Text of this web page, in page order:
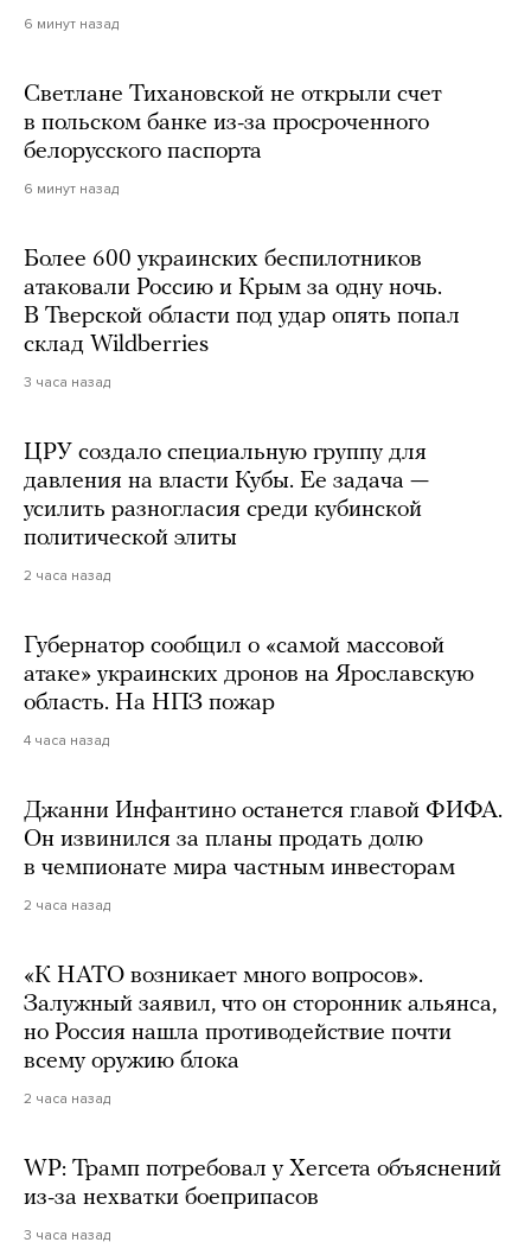
6 минут назад
Светлане Тихановской не открыли счет
в польском банке из-за просроченного
белорусского паспорта
6 минут назад
Более 600 украинских беспилотников
атаковали Россию и Крым за одну ночь.
В Тверской области под удар опять попал
склад Wildberries
3 часа назад
ЦРУ создало специальную группу для
давления на власти Кубы. Ее задача —
усилить разногласия среди кубинской
политической элиты
2 часа назад
Губернатор сообщил о «самой массовой
атаке» украинских дронов на Ярославскую
область. На НПЗ пожар
4 часа назад
Джанни Инфантино останется главой ФИФА.
Он извинился за планы продать долю
в чемпионате мира частным инвесторам
2 часа назад
«К НАТО возникает много вопросов».
Залужный заявил, что он сторонник альянса,
но Россия нашла противодействие почти
всему оружию блока
2 часа назад
WP: Трамп потребовал у Хегсета объяснений
из-за нехватки боеприпасов
3 часа назад